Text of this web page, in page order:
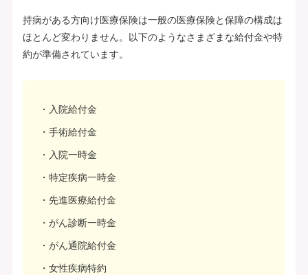
持病がある方向け医療保険は一般の医療保険と保障の構成は
ほとんど変わりません。以下のようなさまざまな給付金や特
約が準備されています。
入院給付金
手術給付金
入院一時金
特定疾病一時金
先進医療給付金
がん診断一時金
がん通院給付金
女性疾病特約